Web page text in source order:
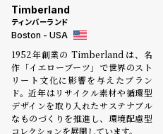
Timberland
ティンバーランド
Boston - USA
1952年創業の Timberland は、名
作「イエローブーツ」で世界のスト
リート文化に影響を与えたブラン
ド。近年はリサイクル素材や循環型
デザインを取り入れたサステナブル
なものづくりを推進し、環境配慮型
コレクションを展開しています。